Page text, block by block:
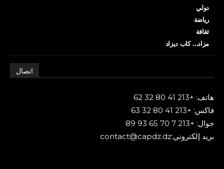
دولي
رياضة
ثقافة
مزاد… كاب ديزاد
اتصال
هاتف: +213 41 80 32 62
فاكس: +213 41 80 32 63
جوال: +213 7 70 65 93 89
بريد إلكتروني:contact@capdz.dz